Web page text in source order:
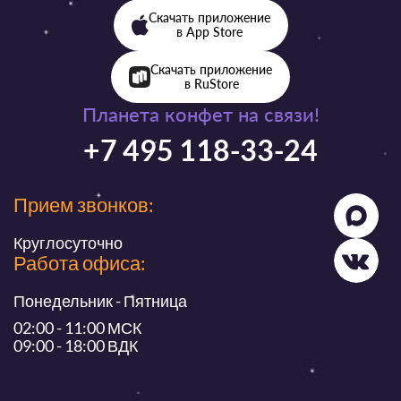
Планета конфет на связи!
+7 495 118-33-24
Прием звонков:
Круглосуточно
Работа офиса:
Понедельник - Пятница
02:00 - 11:00 МСК
09:00 - 18:00 ВДК
Скачать приложение
в App Store
Скачать приложение
в RuStore